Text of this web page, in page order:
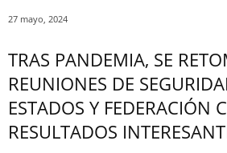
27 mayo, 2024
TRAS PANDEMIA, SE
REUNIONES DE
ESTADOS Y FEDERACIÓN
RESULTADOS